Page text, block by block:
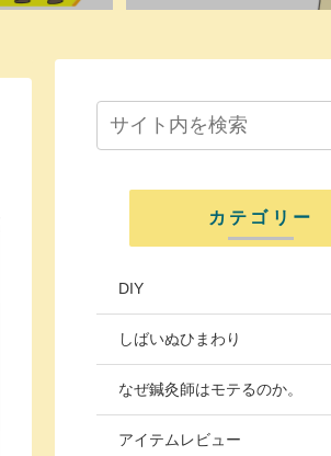
カテゴリー
DIY
しばいぬひまわり
なぜ鍼灸師はモテるのか。
アイテムレビュー